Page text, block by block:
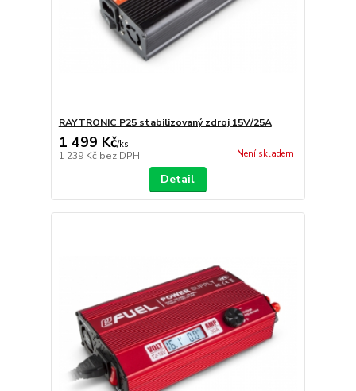
RAYTRONIC P25 stabilizovaný zdroj 15V/25A
1 499 Kč/ks
1 239 Kč bez DPH Není skladem
Detail